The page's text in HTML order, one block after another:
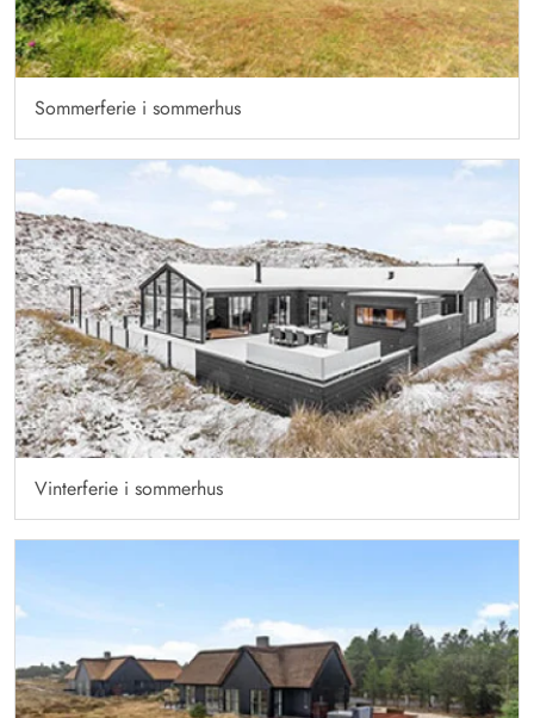
Sommerferie i sommerhus
Vinterferie i sommerhus